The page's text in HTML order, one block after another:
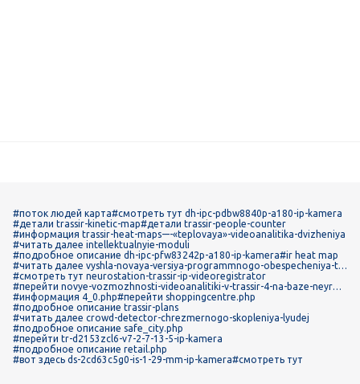
#поток людей карта#смотреть тут dh-ipc-pdbw8840p-a180-ip-kamera
#детали trassir-kinetic-map#детали trassir-people-counter
#информация trassir-heat-maps-–-«teplovaya»-videoanalitika-dvizheniya
#читать далее intellektualnyie-moduli
#подробное описание dh-ipc-pfw83242p-a180-ip-kamera#ir heat map
#читать далее vyshla-novaya-versiya-programmnogo-obespecheniya-tr
assir-4-0-4-0-126932-33
#смотреть тут neurostation-trassir-ip-videoregistrator
#перейти novye-vozmozhnosti-videoanalitiki-v-trassir-4-na-baze-neyron
nykh-setey-glubinnogo-obucheniya
#информация 4_0.php#перейти shoppingcentre.php
#подробное описание trassir-plans
#читать далее crowd-detector-chrezmernogo-skopleniya-lyudej
#подробное описание safe_city.php
#перейти tr-d2153zcl6-v7-2-7-13-5-ip-kamera
#подробное описание retail.php
#вот здесь ds-2cd63c5g0-is-1-29-mm-ip-kamera#смотреть тут